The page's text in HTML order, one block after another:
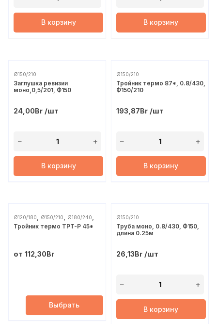
В корзину В корзину
Ø150/210
Заглушка ревизии
моно,0,5/201, Ф150
24,00Br /шт
В корзину
Ø150/210
Тройник термо 87*, 0.8/430,
Ф150/210
193,87Br/шт
В корзину
Ø120/180, Ø150/210, Ø180/240,
Ø200/260 , Ø250/310
Тройник термо TРT-Р 45*
от112,30Br
Выбрать
Ø150/210
Труба моно, 0.8/430, Ф150,
длина 0.25м
26,13Br/шт
В корзину